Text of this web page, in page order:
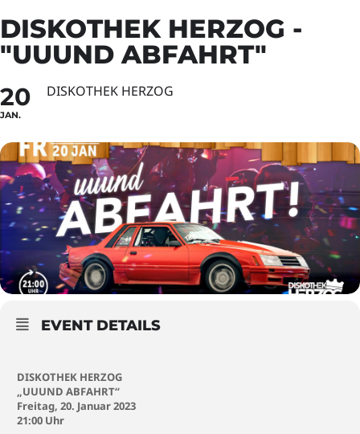
DISKOTHEK HERZOG -
"UUUND ABFAHRT"
20
JAN.
DISKOTHEK HERZOG
EVENT DETAILS
DISKOTHEK HERZOG
„UUUND ABFAHRT“
Freitag, 20. Januar 2023
21:00 Uhr